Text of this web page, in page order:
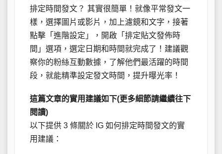
排定時間發文？ 其實很簡單！就像平常發文一
樣，選擇圖片或影片，加上濾鏡和文字，接著
點擊「進階設定」，開啟「排定貼文發佈時
間」選項，選定日期和時間就完成了！建議觀
察你的粉絲互動數據，了解他們最活躍的時間
段，就能精準設定發文時間，提升曝光率！
這篇文章的實用建議如下(更多細節請繼續往下
閱讀)
以下提供 3 條關於 IG 如何排定時間發文的實
用建議：